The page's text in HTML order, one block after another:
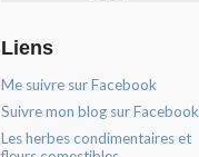
Liens
Me suivre sur Facebook
Suivre mon blog sur Facebook
Les herbes condimentaires et